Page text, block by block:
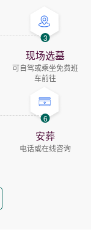
3
现场选墓
可自驾或乘坐免费班
车前往
6
安葬
电话或在线咨询